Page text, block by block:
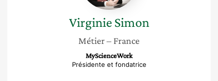
Virginie Simon
Métier– France
MyScienceWork
Présidente et fondatrice